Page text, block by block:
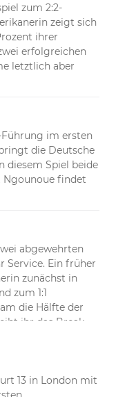
zum 2:2-
zeigt sich
ihrer
erfolgreichen
letztlich aber
Führung im ersten
die Deutsche
diesem Spiel beide
Ngounoue findet
abgewehrten
Service. Ein früher
zunächst in
zum 1:1
die Hälfte der
ihr das Break
Friedsam. Die
13 in London mit